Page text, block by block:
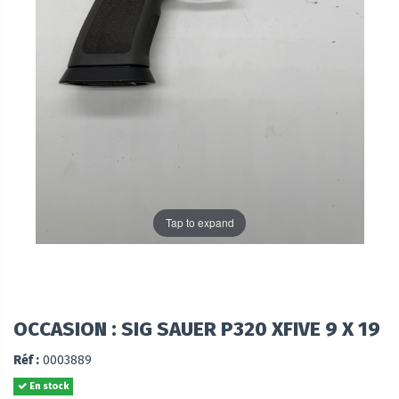
Tap to expand
OCCASION : SIG SAUER P320 XFIVE 9 X 19
Réf : 0003889
En stock